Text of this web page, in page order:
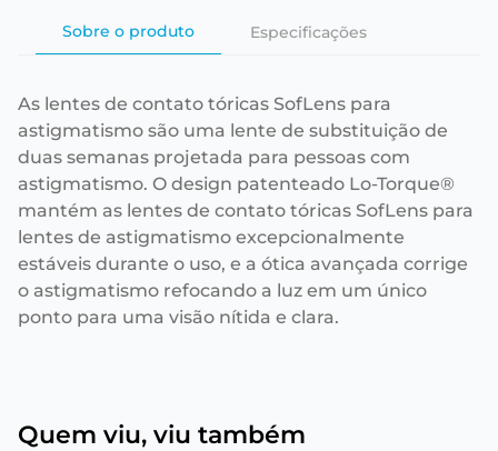
Sobre o produto Especificações
As lentes de contato tóricas SofLens para
astigmatismo são uma lente de substituição de
duas semanas projetada para pessoas com
astigmatismo. O design patenteado Lo-Torque®
mantém as lentes de contato tóricas SofLens para
lentes de astigmatismo excepcionalmente
estáveis durante o uso, e a ótica avançada corrige
o astigmatismo refocando a luz em um único
ponto para uma visão nítida e clara.
Quem viu, viu também